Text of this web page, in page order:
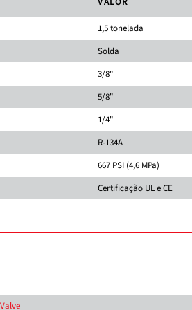
1,5 tonelada
Solda
3/8"
5/8"
1/4"
R-134A
667 PSI (4,6 MPa)
Certificação UL e CE